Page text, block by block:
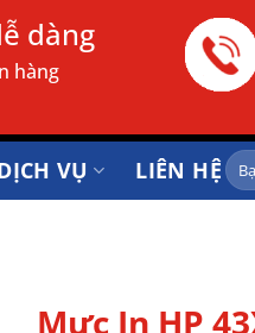
dàng
hàng
VỤ LIÊN HỆ Tìm
Mực In HP